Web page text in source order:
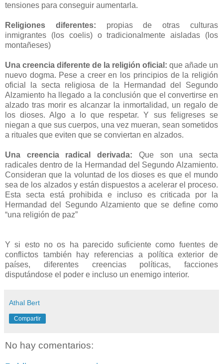
tensiones para conseguir aumentarla.
Religiones diferentes: propias de otras culturas
inmigrantes (los coelis) o tradicionalmente aisladas (los
montañeses)
Una creencia diferente de la religión oficial : que añade un
nuevo dogma. Pese a creer en los principios de la religión
oficial la secta religiosa de la Hermandad del Segundo
Alzamiento ha llegado a la conclusión que el convertirse en
alzado tras morir es alcanzar la inmortalidad, un regalo de
los dioses. Algo a lo que respetar. Y sus feligreses se
niegan a que sus cuerpos, una vez mueran, sean sometidos
a rituales que eviten que se conviertan en alzados.
Una creencia radical derivada: Que son una secta
radicales dentro de la Hermandad del Segundo Alzamiento.
Consideran que la voluntad de los dioses es que el mundo
sea de los alzados y están dispuestos a acelerar el proceso.
Esta secta está prohibida e incluso es criticada por la
Hermandad del Segundo Alzamiento que se define como
“una religión de paz”
Y si esto no os ha parecido suficiente como fuentes de
conflictos también hay referencias a política exterior de
países, diferentes creencias políticas, facciones
disputándose el poder e incluso un enemigo interior.
Athal Bert
Compartir
No hay comentarios: